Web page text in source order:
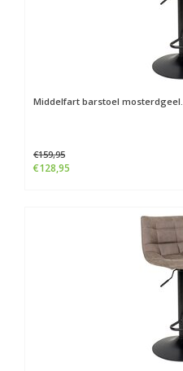
Middelfart barstoel mosterdgeel.
€159,95
€128,95